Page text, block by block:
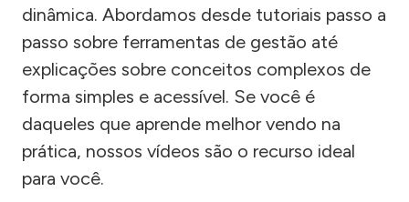
dinâmica. Abordamos desde tutoriais passo a
passo sobre ferramentas de gestão até
explicações sobre conceitos complexos de
forma simples e acessível. Se você é
daqueles que aprende melhor vendo na
prática, nossos vídeos são o recurso ideal
para você.